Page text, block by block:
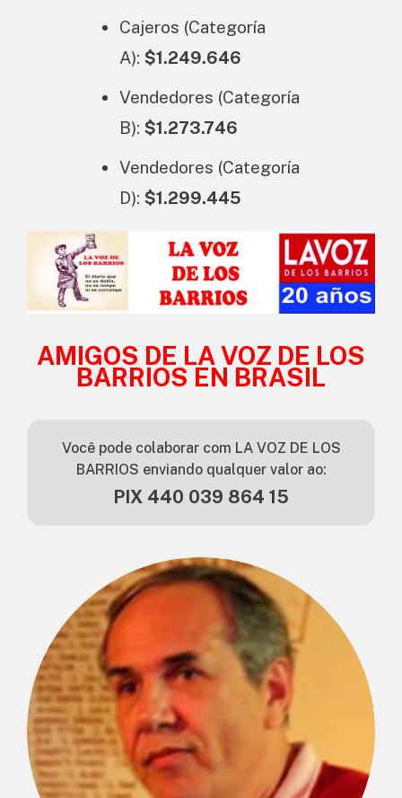
Cajeros (Categoría
A): $1.249.646
Vendedores (Categoría
B): $1.273.746
Vendedores (Categoría
D): $1.299.445
AMIGOS DE LA VOZ DE LOS
BARRIOS EN BRASIL
Você pode colaborar com LA VOZ DE LOS
BARRIOS enviando qualquer valor ao:
PIX 440 039 864 15